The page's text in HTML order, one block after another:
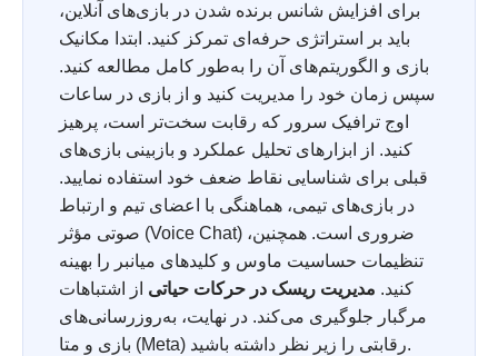
برای افزایش شانس برنده شدن در بازی‌های آنلاین،
باید بر استراتژی حرفه‌ای تمرکز کنید. ابتدا مکانیک
بازی و الگوریتم‌های آن را به‌طور کامل مطالعه کنید.
سپس زمان خود را مدیریت کنید و از بازی در ساعات
اوج ترافیک سرور که رقابت سخت‌تر است، پرهیز
کنید. از ابزارهای تحلیل عملکرد و بازبینی بازی‌های
قبلی برای شناسایی نقاط ضعف خود استفاده نمایید.
در بازی‌های تیمی، هماهنگی با اعضای تیم و ارتباط
صوتی مؤثر (Voice Chat) ضروری است. همچنین،
تنظیمات حساسیت ماوس و کلیدهای میانبر را بهینه
کنید. مدیریت ریسک در حرکات حیاتی از اشتباهات
مرگبار جلوگیری می‌کند. در نهایت، به‌روزرسانی‌های
بازی و متا (Meta) رقابتی را زیر نظر داشته باشید.